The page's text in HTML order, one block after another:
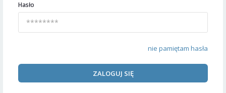
Hasło
nie pamiętam hasła
ZALOGUJ SIĘ